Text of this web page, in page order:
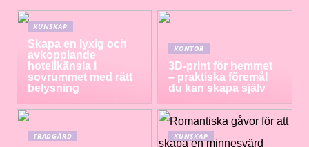
KUNSKAP
Skapa en lyxig och
avkopplande
hotellkänsla i
sovrummet med rätt
belysning
KONTOR
3D-print för hemmet
– praktiska föremål
du kan skapa själv
TRÄDGÅRD KUNSKAP